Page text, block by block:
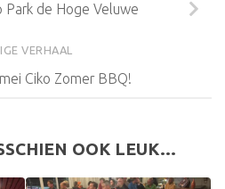
Park de Hoge Veluwe
VERHAAL
Ciko Zomer BBQ!
OOK LEUK...